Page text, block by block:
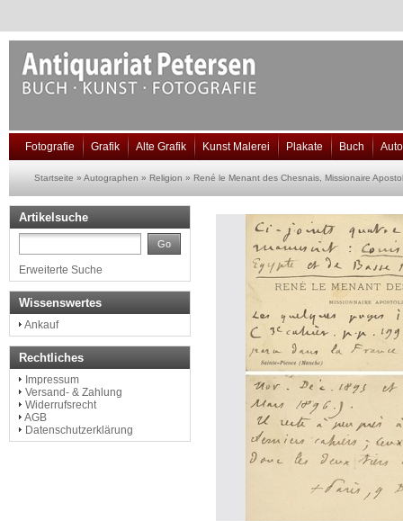
Fotografie Grafik Alte Grafik Kunst Malerei Plakate Buch
Startseite » Autographen » Religion » René le Menant des Chesnais, Missionaire
Artikelsuche
Go
Erweiterte Suche
Wissenswertes
Ankauf
Rechtliches
Impressum
Versand- & Zahlung
Widerrufsrecht
AGB
Datenschutzerklärung